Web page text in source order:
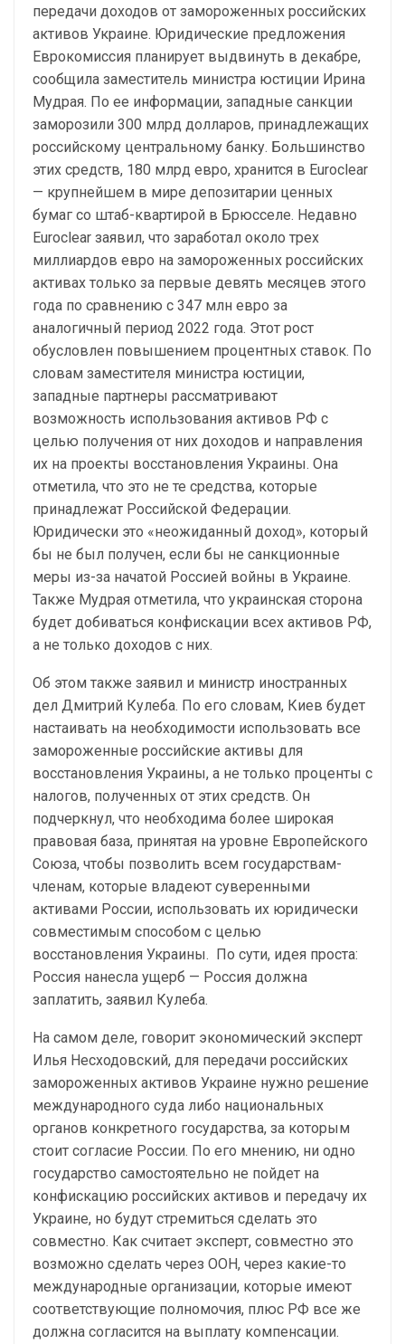
передачи доходов от замороженных российских
активов Украине. Юридические предложения
Еврокомиссия планирует выдвинуть в декабре,
сообщила заместитель министра юстиции Ирина
Мудрая. По ее информации, западные санкции
заморозили 300 млрд долларов, принадлежащих
российскому центральному банку. Большинство
этих средств, 180 млрд евро, хранится в Euroclear
— крупнейшем в мире депозитарии ценных
бумаг со штаб-квартирой в Брюсселе. Недавно
Euroclear заявил, что заработал около трех
миллиардов евро на замороженных российских
активах только за первые девять месяцев этого
года по сравнению с 347 млн евро за
аналогичный период 2022 года. Этот рост
обусловлен повышением процентных ставок. По
словам заместителя министра юстиции,
западные партнеры рассматривают
возможность использования активов РФ с
целью получения от них доходов и направления
их на проекты восстановления Украины. Она
отметила, что это не те средства, которые
принадлежат Российской Федерации.
Юридически это «неожиданный доход», который
бы не был получен, если бы не санкционные
меры из-за начатой Россией войны в Украине.
Также Мудрая отметила, что украинская сторона
будет добиваться конфискации всех активов РФ,
а не только доходов с них.
Об этом также заявил и министр иностранных
дел Дмитрий Кулеба. По его словам, Киев будет
настаивать на необходимости использовать все
замороженные российские активы для
восстановления Украины, а не только проценты с
налогов, полученных от этих средств. Он
подчеркнул, что необходима более широкая
правовая база, принятая на уровне Европейского
Союза, чтобы позволить всем государствам-
членам, которые владеют суверенными
активами России, использовать их юридически
совместимым способом с целью
восстановления Украины. По сути, идея проста:
Россия нанесла ущерб — Россия должна
заплатить, заявил Кулеба.
На самом деле, говорит экономический эксперт
Илья Несходовский, для передачи российских
замороженных активов Украине нужно решение
международного суда либо национальных
органов конкретного государства, за которым
стоит согласие России. По его мнению, ни одно
государство самостоятельно не пойдет на
конфискацию российских активов и передачу их
Украине, но будут стремиться сделать это
совместно. Как считает эксперт, совместно это
возможно сделать через ООН, через какие-то
международные организации, которые имеют
соответствующие полномочия, плюс РФ все же
должна согласится на выплату компенсации.